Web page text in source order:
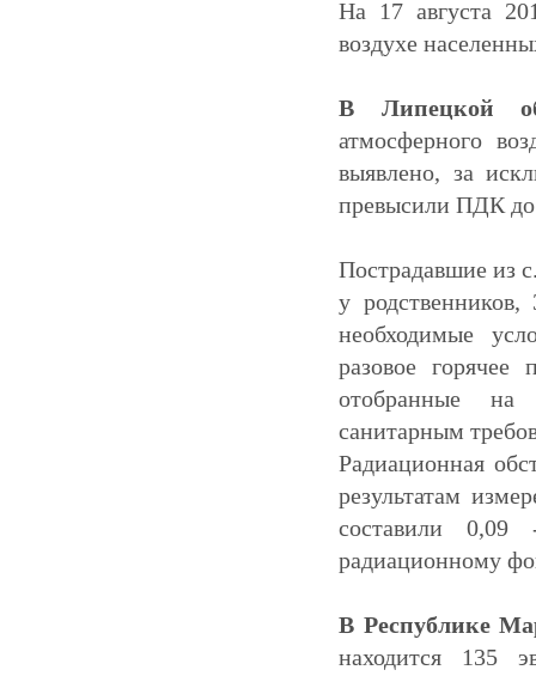
На 17 августа
воздухе
В Липецкой
атмосферного
выявлено, за
превысили ПДК до
Пострадавшие из
у
необходимые
разовое
отобранные на
санитарным
Радиационная
результатам
составили 0,09
радиационному
В Республике
находится 135